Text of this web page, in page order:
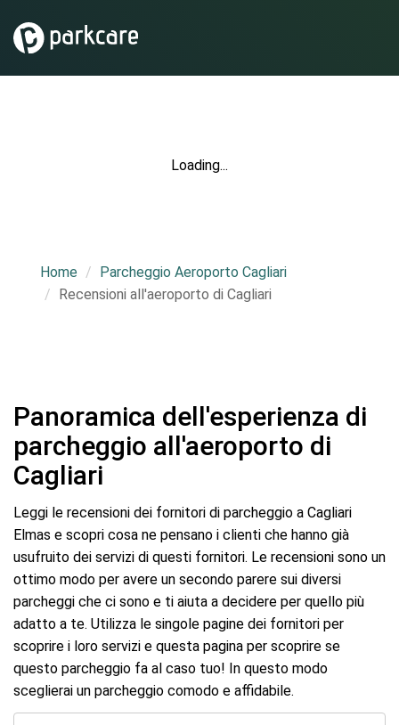
Loading...
Home
Parcheggio Aeroporto Cagliari
Recensioni all'aeroporto di Cagliari
Panoramica dell'esperienza di
parcheggio all'aeroporto di
Cagliari
Leggi le recensioni dei fornitori di parcheggio a Cagliari
Elmas e scopri cosa ne pensano i clienti che hanno già
usufruito dei servizi di questi fornitori. Le recensioni sono un
ottimo modo per avere un secondo parere sui diversi
parcheggi che ci sono e ti aiuta a decidere per quello più
adatto a te. Utilizza le singole pagine dei fornitori per
scoprire i loro servizi e questa pagina per scoprire se
questo parcheggio fa al caso tuo! In questo modo
sceglierai un parcheggio comodo e affidabile.